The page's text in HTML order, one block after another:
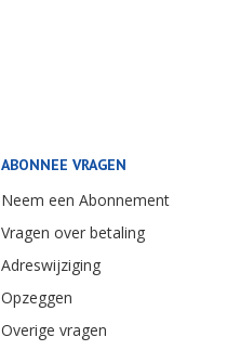
ABONNEE VRAGEN
Neem een Abonnement
Vragen over betaling
Adreswijziging
Opzeggen
Overige vragen